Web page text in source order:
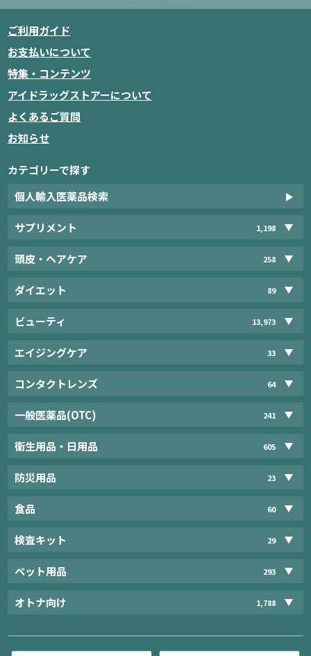
ご利用ガイド
お支払いについて
特集・コンテンツ
アイドラッグストアーについて
よくあるご質問
お知らせ
カテゴリーで探す
個人輸入医薬品検索
サプリメント 1,198
頭皮・ヘアケア 258
ダイエット 89
ビューティ 13,973
エイジングケア 33
コンタクトレンズ 64
一般医薬品(OTC) 241
衛生用品・日用品 605
防災用品 23
食品 60
検査キット 29
ペット用品 293
オトナ向け 1,788